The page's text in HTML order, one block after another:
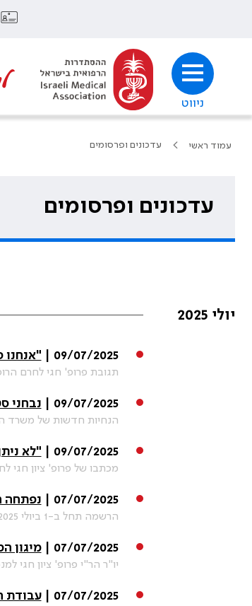
ניווט
עמוד ראשי עדכונים ופרסומים
עדכונים ופרסומים
יולי 2025
09/07/2025 | "אנחנו
תגובת פרופ' חגי לחרם
09/07/2025 | נבחני
הנחיות חדשות של משרד
09/07/2025 | "לא
מכתבו של פרופ' ציון חגי
07/07/2025 | נפתחה
הרשמה תחל ב-1 ביולי 2025 ותסתיים ב-31 ביולי 2025
07/07/2025 | מיגון
יו"ר הר"י פרופ' ציון חגי
07/07/2025 | עבודת